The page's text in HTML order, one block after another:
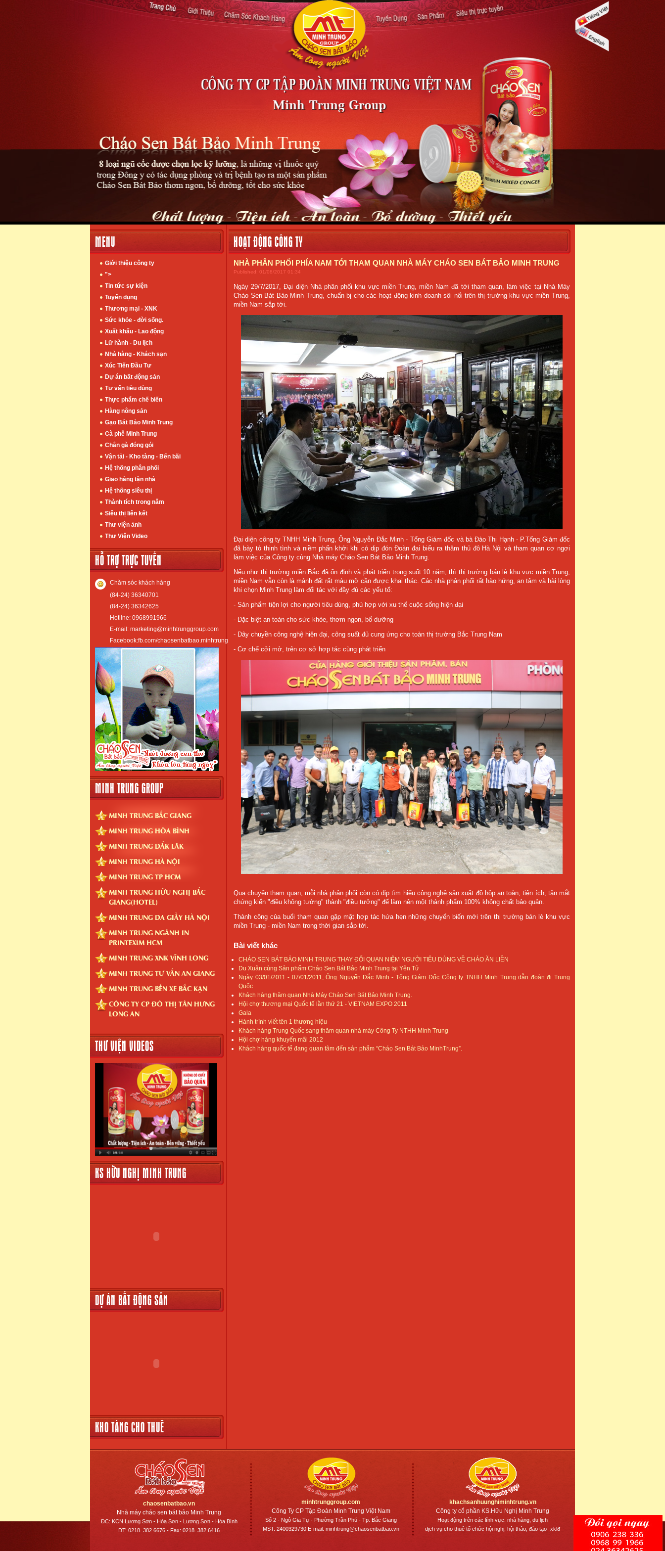
MENU
Giới thiệu công ty
">
Tin tức sự kiện
Tuyển dụng
Thương mại - XNK
Sức khỏe - đời sống.
Xuất khẩu - Lao động
Lữ hành - Du lịch
Nhà hàng - Khách sạn
Xúc Tiến Đầu Tư
Dự án bất động sản
Tư vấn tiêu dùng
Thực phẩm chế biến
Hàng nông sản
Gạo Bát Bảo Minh Trung
Cà phê Minh Trung
Chân gà đóng gói
Vận tải - Kho tàng - Bến bãi
Hệ thống phân phối
Giao hàng tận nhà
Hệ thống siêu thị
Thành tích trong năm
Siêu thị liên kết
Thư viện ảnh
Thư Viện Video
HỖ TRỢ TRỰC TUYẾN
Chăm sóc khách hàng
(84-24) 36340701
(84-24) 36342625
Hotline: 0968991966
E-mail: marketing@minhtrunggroup.com
Facebook:fb.com/chaosenbatbao.minhtrung
MINH TRUNG GROUP
MINH TRUNG BẮC GIANG
MINH TRUNG HÒA BÌNH
MINH TRUNG ĐẮK LĂK
MINH TRUNG HÀ NỘI
MINH TRUNG TP HCM
MINH TRUNG HỮU NGHỊ BẮC
GIANG(HOTEL)
MINH TRUNG DA GIẦY HÀ NỘI
MINH TRUNG NGÀNH IN
PRINTEXIM HCM
MINH TRUNG XNK VĨNH LONG
MINH TRUNG TƯ VẤN AN GIANG
MINH TRUNG BẾN XE BẮC KẠN
CÔNG TY CP ĐÔ THỊ TÂN HƯNG
LONG AN
THƯ VIỆN VIDEOS
KS HỮU NGHỊ MINH TRUNG
DỰ ÁN BẤT ĐỘNG SẢN
KHO TÀNG CHO THUÊ
HOẠT ĐỘNG CÔNG TY
NHÀ PHÂN PHỐI PHÍA NAM TỚI THAM QUAN NHÀ MÁY CHÁO SEN BÁT BẢO MINH TRUNG
Published: 01/08/2017 01:34
Ngày 29/7/2017, Đại diện Nhà phân phối khu vực miền Trung, miền Nam đã tới tham quan, làm việc tại Nhà Máy
Cháo Sen Bát Bảo Minh Trung, chuẩn bị cho các hoạt động kinh doanh sôi nổi trên thị trường khu vực miền Trung,
miền Nam sắp tới.
Đại diện công ty TNHH Minh Trung, Ông Nguyễn Đắc Minh - Tổng Giám đốc và bà Đào Thị Hạnh - P.Tổng Giám đốc
đã bày tỏ thịnh tình và niềm phấn khởi khi có dịp đón Đoàn đại biểu ra thăm thủ đô Hà Nội và tham quan cơ ngơi
làm việc của Công ty cùng Nhà máy Cháo Sen Bát Bảo Minh Trung.
Nếu như thị trường miền Bắc đã ổn định và phát triển trong suốt 10 năm, thì thị trường bán lẻ khu vực miền Trung,
miền Nam vẫn còn là mảnh đất rất màu mỡ cần được khai thác. Các nhà phân phối rất hào hứng, an tâm và hài lòng
khi chọn Minh Trung làm đối tác với đầy đủ các yếu tố:
- Sản phẩm tiện lợi cho người tiêu dùng, phù hợp với xu thế cuộc sống hiện đại
- Đặc biệt an toàn cho sức khỏe, thơm ngon, bổ dưỡng
- Dây chuyền công nghệ hiện đại, công suất đủ cung ứng cho toàn thị trường Bắc Trung Nam
- Cơ chế cởi mở, trên cơ sở hợp tác cùng phát triển
Qua chuyến tham quan, mỗi nhà phân phối còn có dịp tìm hiểu công nghệ sản xuất đồ hộp an toàn, tiện ích, tận mắt
chứng kiến "điều không tưởng" thành "điều tưởng" để làm nên một thành phẩm 100% không chất bảo quản.
Thành công của buổi tham quan gặp mặt hợp tác hứa hẹn những chuyển biến mới trên thị trường bán lẻ khu vực
miền Trung - miền Nam trong thời gian sắp tới.
Bài viết khác
CHÁO SEN BÁT BẢO MINH TRUNG THAY ĐỔI QUAN NIỆM NGƯỜI TIÊU DÙNG VỀ CHÁO ĂN LIỀN
Du Xuân cùng Sản phẩm Cháo Sen Bát Bảo Minh Trung tại Yên Tử
Ngày 03/01/2011 - 07/01/2011, Ông Nguyến Đắc Minh - Tổng Giám Đốc Công ty TNHH Minh Trung dẫn đoàn đi Trung
Quốc
Khách hàng thăm quan Nhà Máy Cháo Sen Bát Bảo Minh Trung.
Hội chợ thương mại Quốc tế lần thứ 21 - VIETNAM EXPO 2011
Gala
Hành trình viết tên 1 thương hiệu
Khách hàng Trung Quốc sang thăm quan nhà máy Công Ty NTHH Minh Trung
Hội chợ hàng khuyến mãi 2012
Khách hàng quốc tế đang quan tâm đến sản phẩm “Cháo Sen Bát Bảo MinhTrung”.
chaosenbatbao.vn
Nhà máy cháo sen bát bảo Minh Trung
ĐC: KCN Lương Sơn - Hòa Sơn - Lương Sơn - Hòa Bình
ĐT: 0218. 382 6676 - Fax: 0218. 382 6416
minhtrunggroup.com
Công Ty CP Tập Đoàn Minh Trung Việt Nam
Số 2 - Ngô Gia Tự - Phường Trần Phú - Tp. Bắc Giang
MST: 2400329730 E-mail: minhtrung@chaosenbatbao.vn
khachsanhuunghiminhtrung.vn
Công ty cổ phần KS.Hữu Nghị Minh Trung
Hoạt động trên các lĩnh vực: nhà hàng, du lịch
dịch vụ cho thuê tổ chức hội nghị, hội thảo, đào tạo- xklđ